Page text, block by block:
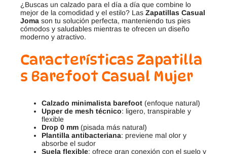
¿Buscas un calzado para el día a día que combine lo
mejor de la comodidad y el estilo? Las Zapatillas Casual
Joma son tu solución perfecta, manteniendo tus pies
cómodos y saludables mientras te ofrecen un diseño
moderno y atractivo.
Características Zapatilla
s Barefoot Casual Mujer
Calzado minimalista barefoot (enfoque natural)
Upper de mesh técnico: ligero, transpirable y
flexible
Drop 0 mm (pisada más natural)
Plantilla antibacteriana: previene mal olor y
absorbe el sudor
Suela flexible: ofrece gran conexión con el suelo y